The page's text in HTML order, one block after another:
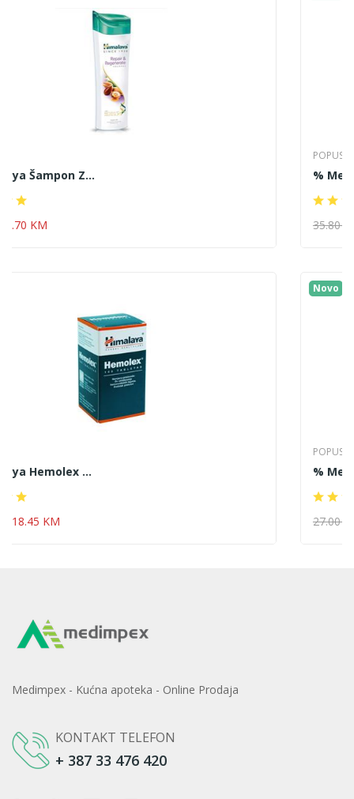
% Medlines Matična ...
% Medlines Matična ...
Medimpex - Kućna apoteka - Online Prodaja
KONTAKT TELEFON
+ 387 33 476 420